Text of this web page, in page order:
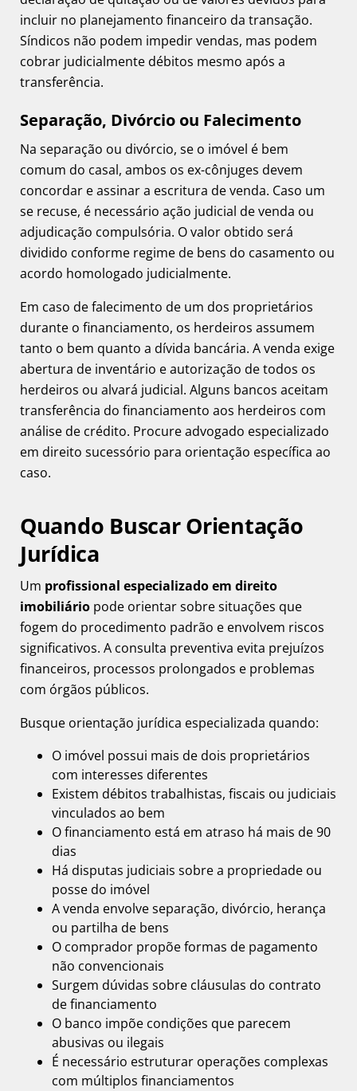
incluir no planejamento financeiro da transação.
Síndicos não podem impedir vendas, mas podem
cobrar judicialmente débitos mesmo após a
transferência.
Separação, Divórcio ou Falecimento
Na separação ou divórcio, se o imóvel é bem
comum do casal, ambos os ex-cônjuges devem
concordar e assinar a escritura de venda. Caso um
se recuse, é necessário ação judicial de venda ou
adjudicação compulsória. O valor obtido será
dividido conforme regime de bens do casamento ou
acordo homologado judicialmente.
Em caso de falecimento de um dos proprietários
durante o financiamento, os herdeiros assumem
tanto o bem quanto a dívida bancária. A venda exige
abertura de inventário e autorização de todos os
herdeiros ou alvará judicial. Alguns bancos aceitam
transferência do financiamento aos herdeiros com
análise de crédito. Procure advogado especializado
em direito sucessório para orientação específica ao
caso.
Quando Buscar Orientação
Jurídica
Um profissional especializado em direito
imobiliário pode orientar sobre situações que
fogem do procedimento padrão e envolvem riscos
significativos. A consulta preventiva evita prejuízos
financeiros, processos prolongados e problemas
com órgãos públicos.
Busque orientação jurídica especializada quando:
O imóvel possui mais de dois proprietários
com interesses diferentes
Existem débitos trabalhistas, fiscais ou judiciais
vinculados ao bem
O financiamento está em atraso há mais de 90
dias
Há disputas judiciais sobre a propriedade ou
posse do imóvel
A venda envolve separação, divórcio, herança
ou partilha de bens
O comprador propõe formas de pagamento
não convencionais
Surgem dúvidas sobre cláusulas do contrato
de financiamento
O banco impõe condições que parecem
abusivas ou ilegais
É necessário estruturar operações complexas
com múltiplos financiamentos